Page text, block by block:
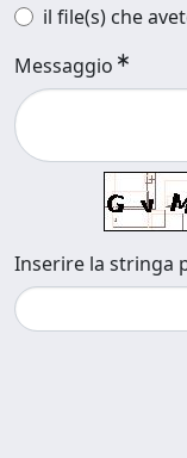
il file(s) che
Messaggio
Inserire la stringa